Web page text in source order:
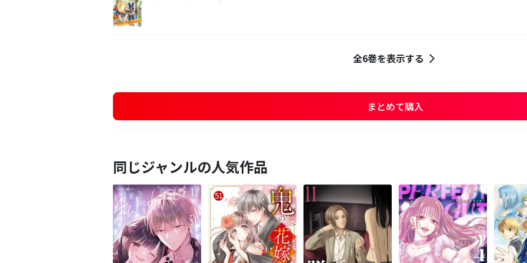
全6巻を表示する
まとめて購入
同じジャンルの人気作品